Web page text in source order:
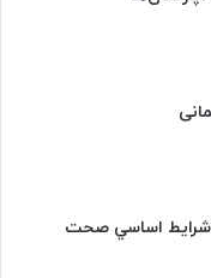
شرايط اساسي صحت